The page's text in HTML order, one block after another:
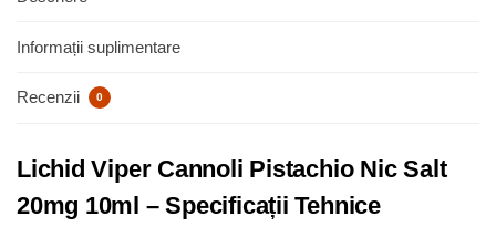
Informații suplimentare
Recenzii 0
Lichid Viper Cannoli Pistachio Nic Salt
20mg 10ml – Specificații Tehnice